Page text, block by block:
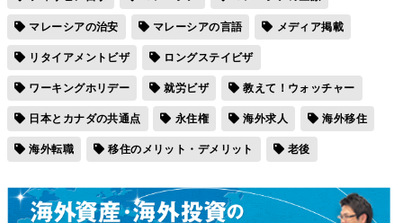
マレーシアの治安
マレーシアの言語
メディア掲載
リタイアメントビザ
ロングステイビザ
ワーキングホリデー
就労ビザ
教えて！ウォッチャー
日本とカナダの共通点
永住権 海外求人
海外移住
海外転職
移住のメリット・デメリット 老後